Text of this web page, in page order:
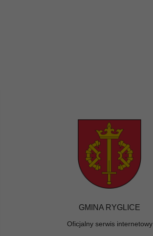
GMINA RYGLICE
Oficjalny serwis internetowy